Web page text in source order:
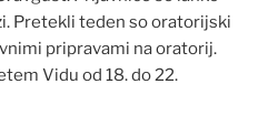
Pretekli teden so oratorijski
pripravami na oratorij.
Vidu od 18. do 22.